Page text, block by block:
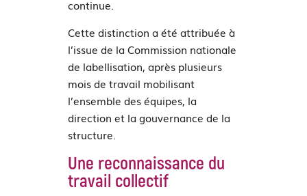
continue.
Cette distinction a été attribuée à
l’issue de la Commission nationale
de labellisation, après plusieurs
mois de travail mobilisant
l’ensemble des équipes, la
direction et la gouvernance de la
structure.
Une reconnaissance du
travail collectif